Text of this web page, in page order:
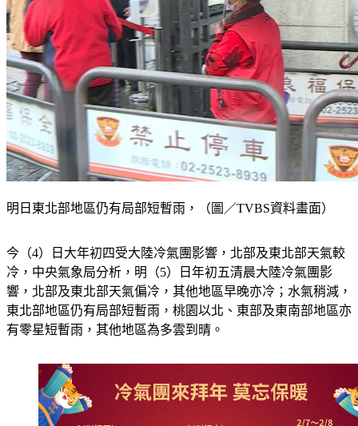
明日東北部地區仍有局部短暫雨，（圖／TVBS資料畫面）
今（4）日大年初四受大陸冷氣團影響，北部及東北部天氣較
冷，中央氣象局分析，明（5）日年初五清晨大陸冷氣團影
響，北部及東北部天氣偏冷，其他地區早晚亦冷；水氣稍減，
東北部地區仍有局部短暫雨，桃園以北、東部及東南部地區亦
有零星短暫雨，其他地區為多雲到晴。